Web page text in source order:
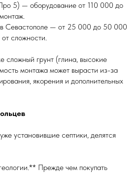
5) — оборудование от 110 000 до
Севастополе — от 25 000 до 50 000
сложности.
сложный грунт (глина, высокие
монтажа может вырасти из-за
якорения и дополнительных
установившие септики, делятся
Прежде чем покупать